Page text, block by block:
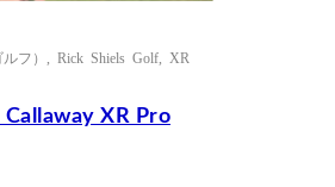
フ）
Rick Shiels Golf
XR
XR Pro